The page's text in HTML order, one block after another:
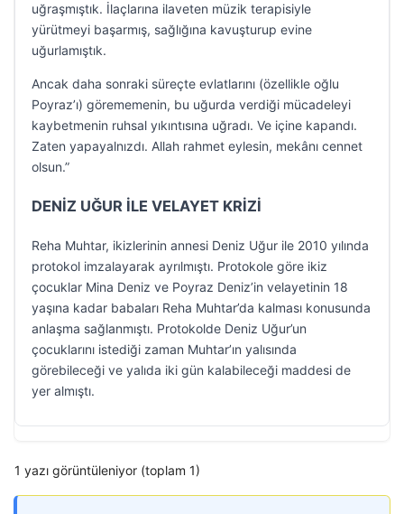
uğraşmıştık. İlaçlarına ilaveten müzik terapisiyle
yürütmeyi başarmış, sağlığına kavuşturup evine
uğurlamıştık.
Ancak daha sonraki süreçte evlatlarını (özellikle oğlu
Poyraz’ı) görememenin, bu uğurda verdiği mücadeleyi
kaybetmenin ruhsal yıkıntısına uğradı. Ve içine kapandı.
Zaten yapayalnızdı. Allah rahmet eylesin, mekânı cennet
olsun.”
DENİZ UĞUR İLE VELAYET KRİZİ
Reha Muhtar, ikizlerinin annesi Deniz Uğur ile 2010 yılında
protokol imzalayarak ayrılmıştı. Protokole göre ikiz
çocuklar Mina Deniz ve Poyraz Deniz’in velayetinin 18
yaşına kadar babaları Reha Muhtar’da kalması konusunda
anlaşma sağlanmıştı. Protokolde Deniz Uğur’un
çocuklarını istediği zaman Muhtar’ın yalısında
görebileceği ve yalıda iki gün kalabileceği maddesi de
yer almıştı.
1 yazı görüntüleniyor (toplam 1)